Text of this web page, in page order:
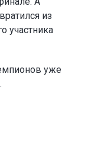
из
участника
уже